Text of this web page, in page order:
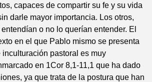
capaces de compartir su fe y su vida
darle mayor importancia. Los otros,
o no lo querían entender. El
en el que Pablo mismo se presenta
pastoral es muy
en 1Cor 8,1-11,1 que ha dado
ya que trata de la postura que han